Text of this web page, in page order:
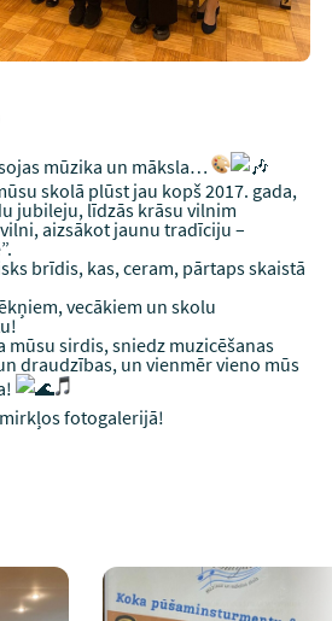
mūzika un māksla…
skolā plūst jau kopš 2017. gada,
jubileju, līdzās krāsu vilnim
aizsākot jaunu tradīciju –
brīdis, kas, ceram, pārtaps skaistā
vecākiem un skolu
mūsu sirdis, sniedz muzicēšanas
draudzības, un vienmēr vieno mūs
fotogalerijā!